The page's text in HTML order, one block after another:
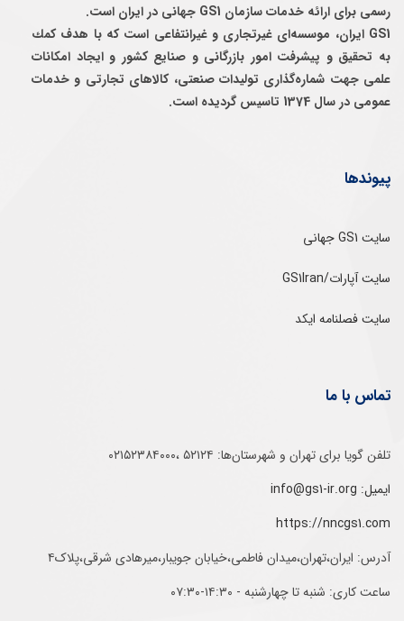
رسمی برای ارائه خدمات سازمان GS1 جهانی در ایران است.
GS1 ایران، موسسه‌ای غيرتجاری و غيرانتفاعی است كه با هدف كمك
به تحقيق و پيشرفت امور بازرگانی و صنايع كشور و ايجاد امكانات
علمی جهت شماره‌گذاری توليدات صنعتی، كالاهای تجارتی و خدمات
عمومی در سال 1374 تاسيس گرديده است.
پیوندها
سایت GS1 جهانی
سایت آپارات/GS1Iran
سایت فصلنامه ایکد
تماس با ما
تلفن‌ گویا برای‌ تهران‌‌ و‌ شهرستان‌ها:‌ ۵۲۱۲۴ ،۰۲۱۵۲۳۸۴۰۰۰
ایمیل: info@gs1-ir.org
https://nncgs1.com
آدرس: ایران،تهران،میدان فاطمی،خیابان جویبار،میرهادی شرقی،پلاک۴
ساعت کاری: شنبه تا چهارشنبه - ۱۴:۳۰-۰۷:۳۰